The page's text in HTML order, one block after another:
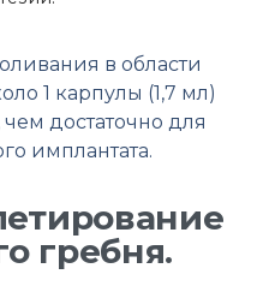
в области
1 карпулы (1,7 мл)
чем достаточно для
имплантата.
гребня.